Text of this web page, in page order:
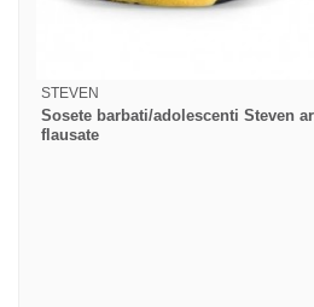
STEVEN
Sosete barbati/adolescenti Steven
flausate